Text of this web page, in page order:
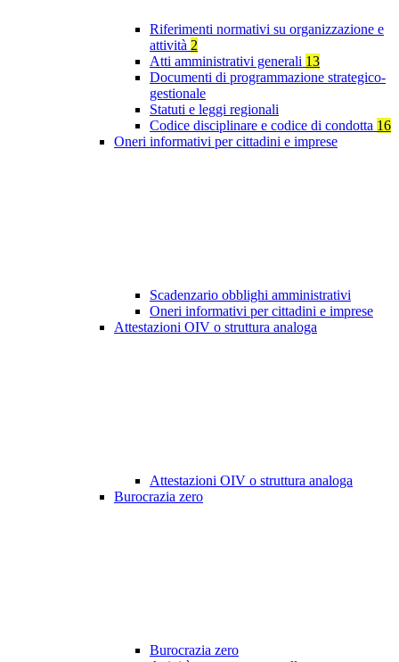
Riferimenti normativi su organizzazione e
attività 2
Atti amministrativi generali 13
Documenti di programmazione strategico-
gestionale
Statuti e leggi regionali
Codice disciplinare e codice di condotta 16
Oneri informativi per cittadini e imprese
Scadenzario obblighi amministrativi
Oneri informativi per cittadini e imprese
Attestazioni OIV o struttura analoga
Attestazioni OIV o struttura analoga
Burocrazia zero
Burocrazia zero